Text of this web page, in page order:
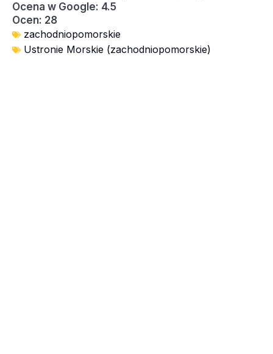
Ocena w Google: 4.5
Ocen: 28
zachodniopomorskie
Ustronie Morskie (zachodniopomorskie)